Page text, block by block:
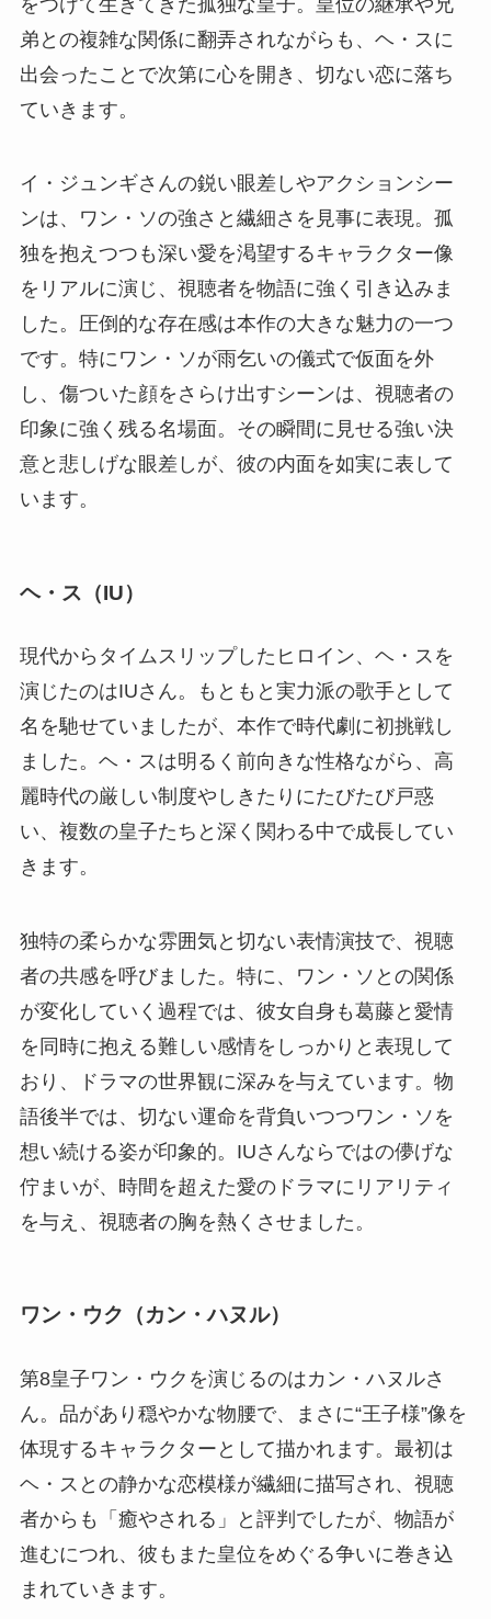
弟との複雑な関係に翻弄されながらも、ヘ・スに
出会ったことで次第に心を開き、切ない恋に落ち
ていきます。
イ・ジュンギさんの鋭い眼差しやアクションシー
ンは、ワン・ソの強さと繊細さを見事に表現。孤
独を抱えつつも深い愛を渇望するキャラクター像
をリアルに演じ、視聴者を物語に強く引き込みま
した。圧倒的な存在感は本作の大きな魅力の一つ
です。特にワン・ソが雨乞いの儀式で仮面を外
し、傷ついた顔をさらけ出すシーンは、視聴者の
印象に強く残る名場面。その瞬間に見せる強い決
意と悲しげな眼差しが、彼の内面を如実に表して
います。
ヘ・ス（IU）
現代からタイムスリップしたヒロイン、ヘ・スを
演じたのはIUさん。もともと実力派の歌手として
名を馳せていましたが、本作で時代劇に初挑戦し
ました。ヘ・スは明るく前向きな性格ながら、高
麗時代の厳しい制度やしきたりにたびたび戸惑
い、複数の皇子たちと深く関わる中で成長してい
きます。
独特の柔らかな雰囲気と切ない表情演技で、視聴
者の共感を呼びました。特に、ワン・ソとの関係
が変化していく過程では、彼女自身も葛藤と愛情
を同時に抱える難しい感情をしっかりと表現して
おり、ドラマの世界観に深みを与えています。物
語後半では、切ない運命を背負いつつワン・ソを
想い続ける姿が印象的。IUさんならではの儚げな
佇まいが、時間を超えた愛のドラマにリアリティ
を与え、視聴者の胸を熱くさせました。
ワン・ウク（カン・ハヌル）
第8皇子ワン・ウクを演じるのはカン・ハヌルさ
ん。品があり穏やかな物腰で、まさに“王子様”像を
体現するキャラクターとして描かれます。最初は
ヘ・スとの静かな恋模様が繊細に描写され、視聴
者からも「癒やされる」と評判でしたが、物語が
進むにつれ、彼もまた皇位をめぐる争いに巻き込
まれていきます。